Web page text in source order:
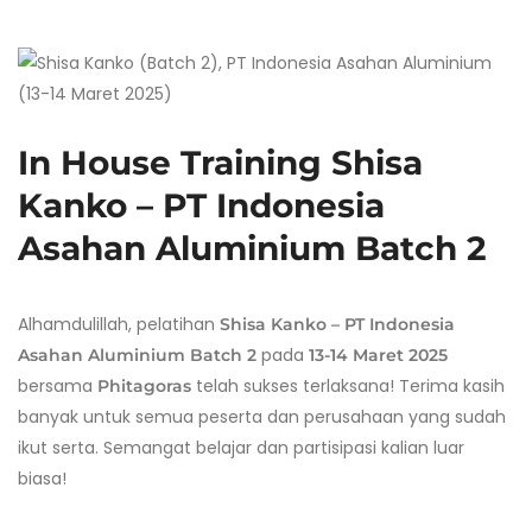
In House Training Shisa
Kanko – PT Indonesia
Asahan Aluminium Batch 2
Alhamdulillah, pelatihan Shisa Kanko – PT Indonesia
Asahan Aluminium Batch 2 pada 13-14 Maret 2025
bersama Phitagoras telah sukses terlaksana! Terima kasih
banyak untuk semua peserta dan perusahaan yang sudah
ikut serta. Semangat belajar dan partisipasi kalian luar
biasa!